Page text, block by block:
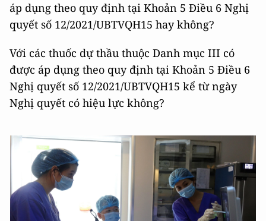
áp dụng theo quy định tại Khoản 5 Điều 6 Nghị
quyết số 12/2021/UBTVQH15 hay không?
Với các thuốc dự thầu thuộc Danh mục III có
được áp dụng theo quy định tại Khoản 5 Điều 6
Nghị quyết số 12/2021/UBTVQH15 kể từ ngày
Nghị quyết có hiệu lực không?